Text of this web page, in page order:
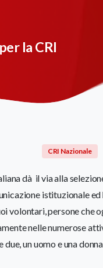
la CRI
CRI Nazionale
dà il via alla
istituzionale ed
volontari, persone che
nelle numerose
due, un uomo e una